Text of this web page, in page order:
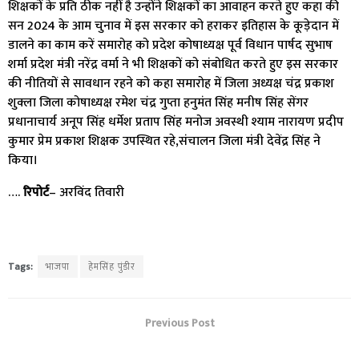
शिक्षकों के प्रति ठीक नहीं है उन्होंने शिक्षकों का आवाहन करते हुए कहा की
सन 2024 के आम चुनाव में इस सरकार को हराकर इतिहास के कूड़ेदान में
डालने का काम करें समारोह को प्रदेश कोषाध्यक्ष पूर्व विधान पार्षद सुभाष
शर्मा प्रदेश मंत्री नरेंद्र वर्मा ने भी शिक्षकों को संबोधित करते हुए इस सरकार
की नीतियों से सावधान रहने को कहा समारोह में जिला अध्यक्ष चंद्र प्रकाश
शुक्ला जिला कोषाध्यक्ष रमेश चंद्र गुप्ता हनुमंत सिंह मनीष सिंह सेंगर
प्रधानाचार्य अनूप सिंह धर्मेश प्रताप सिंह मनोज अवस्थी श्याम नारायण प्रदीप
कुमार प्रेम प्रकाश शिक्षक उपस्थित रहे,संचालन जिला मंत्री देवेंद्र सिंह ने
किया।
….रिपोर्ट– अरविंद तिवारी
Tags: भाजपा हेमसिंह पुंडीर
Previous Post